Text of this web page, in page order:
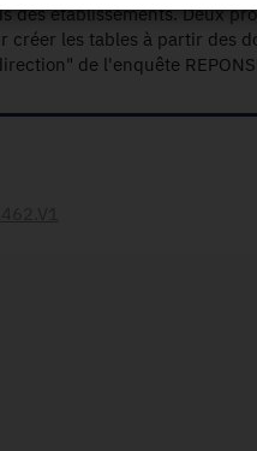
des établissements. Deux
créer les tables à partir des
de l'enquête